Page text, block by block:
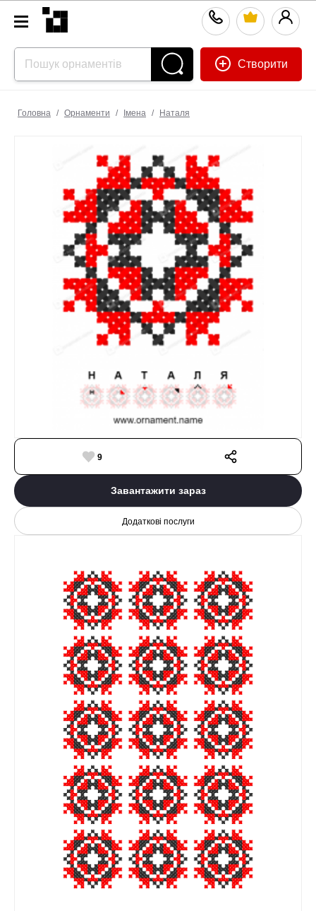
Створити
Головна / Орнаменти / Імена / Наталя
9
Завантажити зараз
Додаткові послуги